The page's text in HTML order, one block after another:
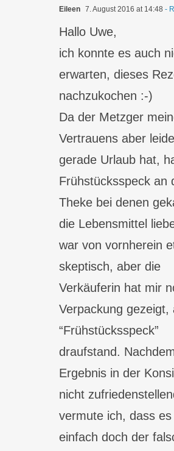
Eileen 7. August 2016 at 14:48 -
Hallo Uwe,
ich konnte es auch
erwarten, dieses
nachzukochen :-)
Da der Metzger
Vertrauens aber
gerade Urlaub hat,
Frühstücksspeck an
Theke bei denen
die Lebensmittel
war von vornherein
skeptisch, aber die
Verkäuferin hat mir
Verpackung gezeigt,
“Frühstücksspeck”
draufstand.
Ergebnis in der
nicht
vermute ich, dass es
einfach doch der